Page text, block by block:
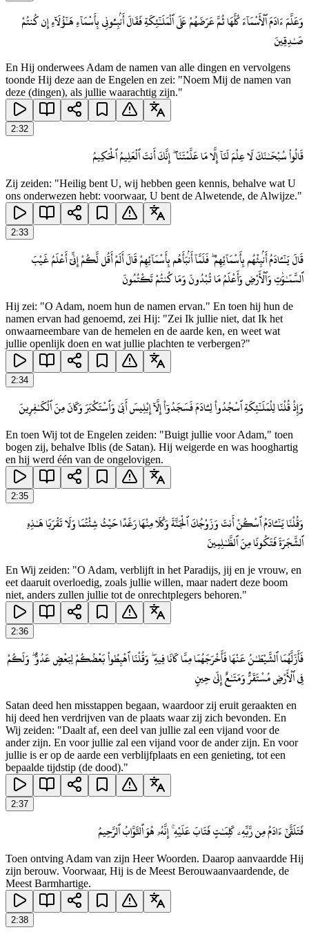
وَعَلَّمَ ءَادَمَ ٱلْأَسْمَآءَ كُلَّهَا ثُمَّ عَرَضَهُمْ عَلَى ٱلْمَلَـٰٓئِكَةِ فَقَالَ أَنۢبِـُٔونِى بِأَسْمَآءِ هَـٰٓؤُلَآءِ إِن كُنتُمْ
صَـٰدِقِينَ
En Hij onderwees Adam de namen van alle dingen en vervolgens
toonde Hij deze aan de Engelen en zei: "Noem Mij de namen van
deze (dingen), als jullie waarachtig zijn."
2:32
قَالُوا۟ سُبْحَـٰنَكَ لَا عِلْمَ لَنَآ إِلَّا مَا عَلَّمْتَنَآ ۖ إِنَّكَ أَنتَ ٱلْعَلِيمُ ٱلْحَكِيمُ
Zij zeiden: "Heilig bent U, wij hebben geen kennis, behalve wat U
ons onderwezen hebt: voorwaar, U bent de Alwetende, de Alwijze."
2:33
قَالَ يَـٰٓـَٔادَمُ أَنۢبِئْهُم بِأَسْمَآئِهِمْ ۖ فَلَمَّآ أَنۢبَأَهُم بِأَسْمَآئِهِمْ قَالَ أَلَمْ أَقُل لَّكُمْ إِنِّىٓ أَعْلَمُ غَيْبَ
ٱلسَّمَـٰوَٰتِ وَٱلْأَرْضِ وَأَعْلَمُ مَا تُبْدُونَ وَمَا كُنتُمْ تَكْتُمُونَ
Hij zei: "O Adam, noem hun de namen ervan." En toen hij hun de
namen ervan had genoemd, zei Hij: "Zei Ik jullie niet, dat Ik het
onwaarneembare van de hemelen en de aarde ken, en weet wat
jullie openlijk doen en wat jullie plachten te verbergen?"
2:34
وَإِذْ قُلْنَا لِلْمَلَـٰٓئِكَةِ ٱسْجُدُوا۟ لِـَٔادَمَ فَسَجَدُوٓا۟ إِلَّآ إِبْلِيسَ أَبَىٰ وَٱسْتَكْبَرَ وَكَانَ مِنَ ٱلْكَـٰفِرِينَ
En toen Wij tot de Engelen zeiden: "Buigt jullie voor Adam," toen
bogen zij, behalve Iblis (de Satan). Hij weigerde en was hooghartig
en hij werd één van de ongelovigen.
2:35
وَقُلْنَا يَـٰٓـَٔادَمُ ٱسْكُنْ أَنتَ وَزَوْجُكَ ٱلْجَنَّةَ وَكُلَا مِنْهَا رَغَدًا حَيْثُ شِئْتُمَا وَلَا تَقْرَبَا هَـٰذِهِ
ٱلشَّجَرَةَ فَتَكُونَا مِنَ ٱلظَّـٰلِمِينَ
En Wij zeiden: "O Adam, verblijft in het Paradijs, jij en je vrouw, en
eet daaruit overloedig, zoals jullie willen, maar nadert deze boom
niet, anders zullen jullie tot de onrechtplegers behoren."
2:36
فَأَزَلَّهُمَا ٱلشَّيْطَـٰنُ عَنْهَا فَأَخْرَجَهُمَا مِمَّا كَانَا فِيهِ ۖ وَقُلْنَا ٱهْبِطُوا۟ بَعْضُكُمْ لِبَعْضٍ عَدُوٌّ ۖ وَلَكُمْ
فِى ٱلْأَرْضِ مُسْتَقَرٌّ وَمَتَـٰعٌ إِلَىٰ حِينٍ
Satan deed hen misstappen begaan, waardoor zij eruit geraakten en
hij deed hen verdrijven van de plaats waar zij zich bevonden. En
Wij zeiden: "Daalt af, een deel van jullie zal een vijand voor de
ander zijn. En voor jullie zal een vijand voor de ander zijn. En voor
jullie is er op de aarde een verblijfplaats en een genieting, tot een
bepaalde tijdstip (de dood)."
2:37
فَتَلَقَّىٰٓ ءَادَمُ مِن رَّبِّهِۦ كَلِمَـٰتٍ فَتَابَ عَلَيْهِ ۚ إِنَّهُۥ هُوَ ٱلتَّوَّابُ ٱلرَّحِيمُ
Toen ontving Adam van zijn Heer Woorden. Daarop aanvaardde Hij
zijn berouw. Voorwaar, Hij is de Meest Berouwaanvaardende, de
Meest Barmhartige.
2:38